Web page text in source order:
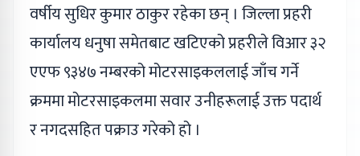
वर्षीय सुधिर कुमार ठाकुर रहेका छन् । जिल्ला प्रहरी
कार्यालय धनुषा समेतबाट खटिएको प्रहरीले विआर ३२
एएफ ९३४७ नम्बरको मोटरसाइकललाई जाँच गर्ने
क्रममा मोटरसाइकलमा सवार उनीहरूलाई उक्त पदार्थ
र नगदसहित पक्राउ गरेको हो ।